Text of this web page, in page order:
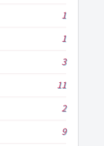
1
1
3
11
2
9